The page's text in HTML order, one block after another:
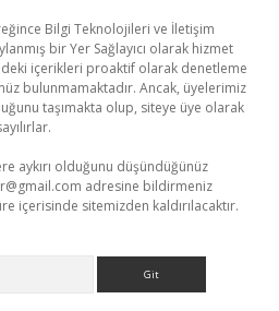
Bilgi Teknolojileri ve İletişim
bir Yer Sağlayıcı olarak hizmet
içerikleri proaktif olarak denetleme
bulunmamaktadır. Ancak, üyelerimiz
taşımakta olup, siteye üye olarak
aykırı olduğunu düşündüğünüz
adresine bildirmeniz
içerisinde sitemizden kaldırılacaktır.